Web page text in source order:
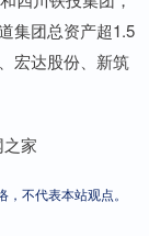
集团总资产超1.5
宏达股份、新筑
家
不代表本站观点。